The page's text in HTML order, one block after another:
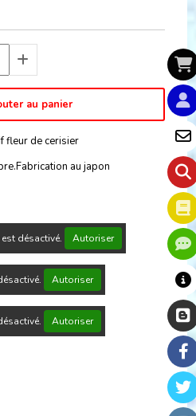
au panier
fleur de cerisier
au japon
désactivé. Autoriser
Autoriser
Autoriser